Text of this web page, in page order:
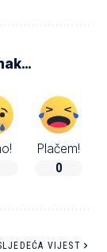
Plačem!
0
VIJEST